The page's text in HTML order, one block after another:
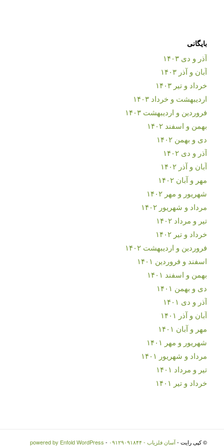
بایگانی
آذر و دی ۱۴۰۳
آبان و آذر ۱۴۰۳
خرداد و تیر ۱۴۰۳
اردیبهشت و خرداد ۱۴۰۳
فروردین و اردیبهشت ۱۴۰۳
بهمن و اسفند ۱۴۰۲
دی و بهمن ۱۴۰۲
آذر و دی ۱۴۰۲
آبان و آذر ۱۴۰۲
مهر و آبان ۱۴۰۲
شهریور و مهر ۱۴۰۲
مرداد و شهریور ۱۴۰۲
تیر و مرداد ۱۴۰۲
خرداد و تیر ۱۴۰۲
فروردین و اردیبهشت ۱۴۰۲
اسفند و فروردین ۱۴۰۱
بهمن و اسفند ۱۴۰۱
دی و بهمن ۱۴۰۱
آذر و دی ۱۴۰۱
آبان و آذر ۱۴۰۱
مهر و آبان ۱۴۰۱
شهریور و مهر ۱۴۰۱
مرداد و شهریور ۱۴۰۱
تیر و مرداد ۱۴۰۱
خرداد و تیر ۱۴۰۱
© کپی رایت -آسان فلزیاب - ۰۹۱۲۹۰۹۱۸۴۴ -
powered by Enfold WordPress